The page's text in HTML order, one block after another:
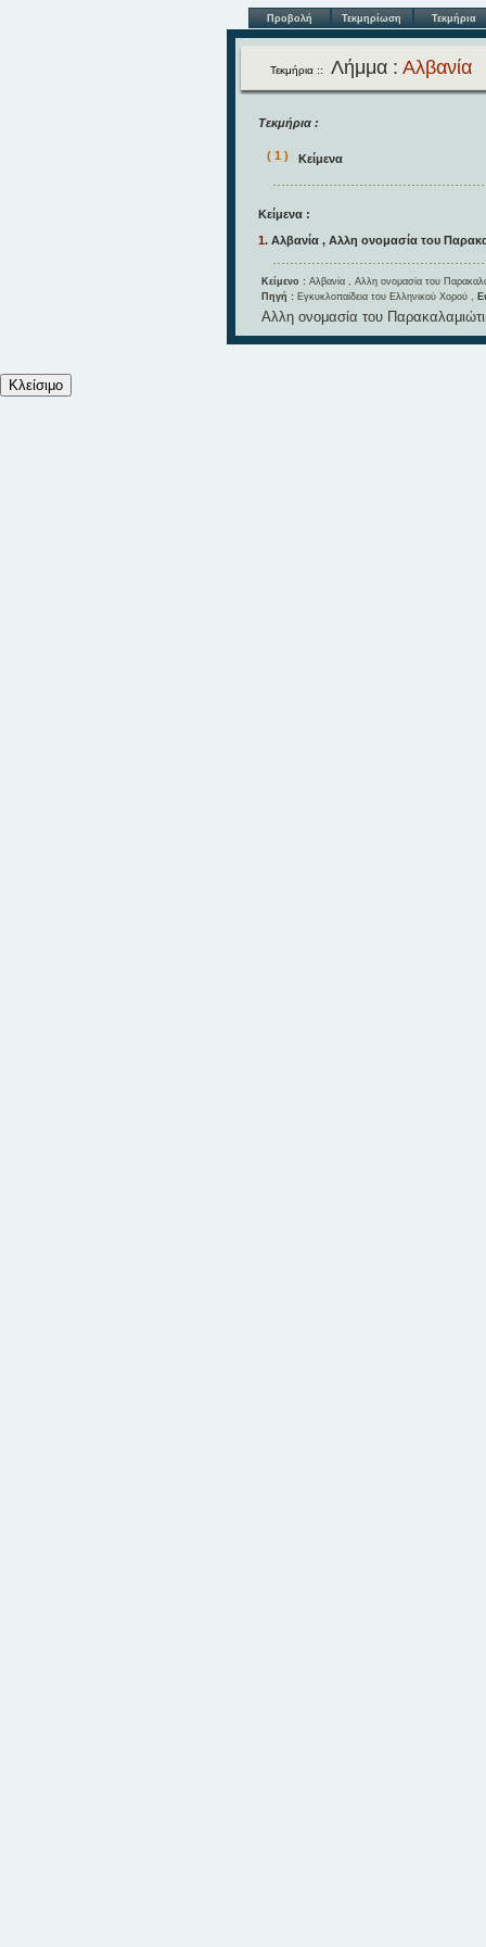
Προβολή Τεκμηρίωση Τεκμήρια
Τεκμήρια :: Λήμμα : Αλβανία
Τεκμήρια :
( 1 ) Κείμενα
Κείμενα :
1. Αλβανία , Αλλη ονομασία του
Κείμενο : Αλβανία , Αλλη ονομασία του
Πηγή : Εγκυκλοπαίδεια του Ελληνικού Χορού ,
Αλλη ονομασία του